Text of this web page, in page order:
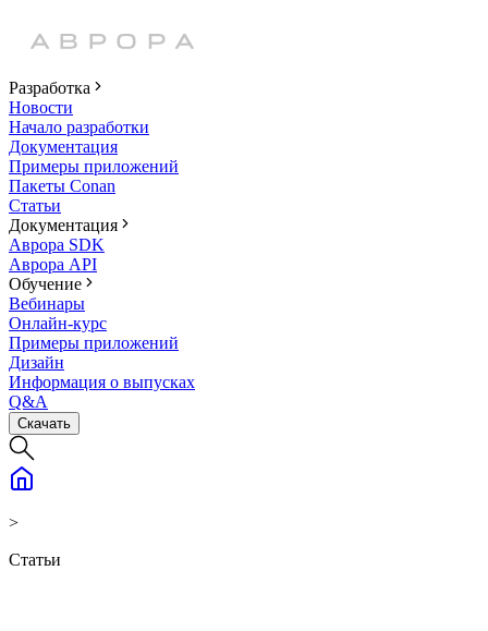
Разработка
Новости
Начало разработки
Документация
Примеры приложений
Пакеты Conan
Статьи
Документация
Аврора SDK
Аврора API
Обучение
Вебинары
Онлайн-курс
Примеры приложений
Дизайн
Информация о выпусках
Q&A
Скачать
>
Статьи